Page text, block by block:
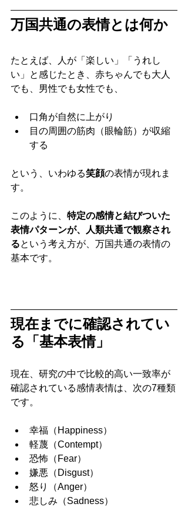
万国共通の表情とは何か
たとえば、人が「楽しい」「うれし
い」と感じたとき、赤ちゃんでも大人
でも、男性でも女性でも、
口角が自然に上がり
目の周囲の筋肉（眼輪筋）が収縮
する
という、いわゆる笑顔の表情が現れま
す。
このように、 特定の感情と結びついた
表情パターンが、人類共通で観察され
るという考え方が、万国共通の表情の
基本です。
現在までに確認されてい
る「基本表情」
現在、研究の中で比較的高い一致率が
確認されている感情表情は、次の7種類
です。
幸福（Happiness）
軽蔑（Contempt）
恐怖（Fear）
嫌悪（Disgust）
怒り（Anger）
悲しみ（Sadness）